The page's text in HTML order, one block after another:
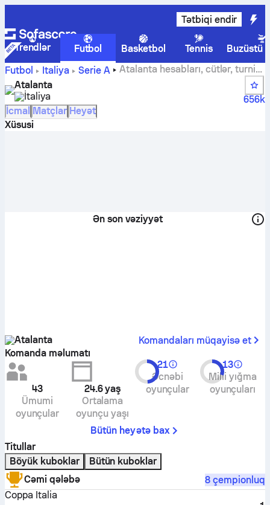
Tətbiqi endir
Trendlər Futbol Basketbol Tennis
Buzüstü
Futbol
İtaliya Serie A
Atalanta hesabları, cütlər, turnir
cədvəlləri və oyunçu statistikaları
Atalanta
İtaliya
656k
İcmal Matçlar Heyət
Xüsusi
Ən son vəziyyət
Atalanta
Komandaları müqayisə et
Komanda məlumatı
43
Ümumi
oyunçular
24.6yaş
Ortalama
oyunçu yaşı
21
Əcnəbi
oyunçular
13
Milli yığma
oyunçuları
Bütün heyətə bax
Titullar
Böyük kuboklar
Bütün kuboklar
Cəmi qələbə
8 çempionluq
Coppa Italia